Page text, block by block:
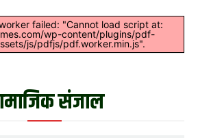
failed: "Cannot load script at:
wp-content/plugins/pdf-
js/pdfjs/pdf.worker.min.js".
संजाल